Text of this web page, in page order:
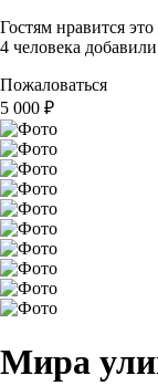
Гостям нравится
4 человека
Пожаловаться
5 000 ₽
Мира